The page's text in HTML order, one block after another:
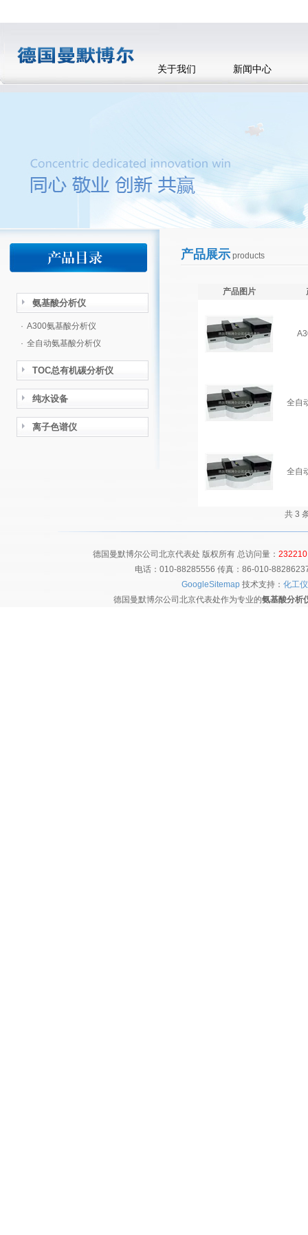
关于我们 新闻中心
氨基酸分析仪
· A300氨基酸分析仪
· 全自动氨基酸分析仪
TOC总有机碳分析仪
纯水设备
离子色谱仪
产品展示products
产品图片
全自
全自
共 3
德国曼默博尔公司北京代表处 版权所有 总访问量： 232210
电话：010-88285556 传真：86-010-
GoogleSitemap技术支持： 化工
德国曼默博尔公司北京代表处作为专业的氨基酸分析